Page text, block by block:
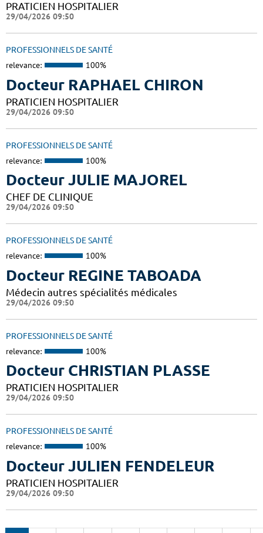
PRATICIEN HOSPITALIER
29/04/2026 09:50
PROFESSIONNELS DE SANTÉ
relevance: 100%
Docteur RAPHAEL CHIRON
PRATICIEN HOSPITALIER
29/04/2026 09:50
PROFESSIONNELS DE SANTÉ
relevance: 100%
Docteur JULIE MAJOREL
CHEF DE CLINIQUE
29/04/2026 09:50
PROFESSIONNELS DE SANTÉ
relevance: 100%
Docteur REGINE TABOADA
Médecin autres spécialités médicales
29/04/2026 09:50
PROFESSIONNELS DE SANTÉ
relevance: 100%
Docteur CHRISTIAN PLASSE
PRATICIEN HOSPITALIER
29/04/2026 09:50
PROFESSIONNELS DE SANTÉ
relevance: 100%
Docteur JULIEN FENDELEUR
PRATICIEN HOSPITALIER
29/04/2026 09:50